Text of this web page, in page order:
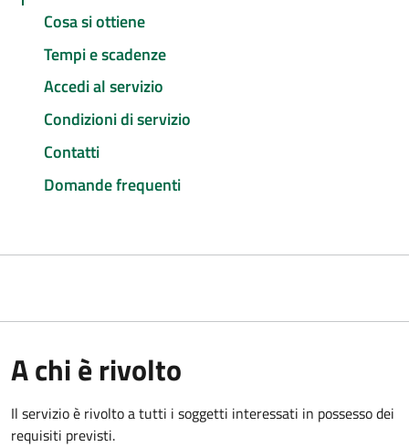
Cosa si ottiene
Tempi e scadenze
Accedi al servizio
Condizioni di servizio
Contatti
Domande frequenti
A chi è rivolto
Il servizio è rivolto a tutti i soggetti interessati in possesso dei
requisiti previsti.